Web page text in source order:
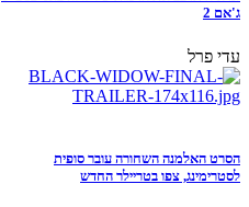
ג'אם 2
עדי פרל
הסרט האלמנה השחורה עובר סופית
לסטרימינג, צפו בטריילר החדש